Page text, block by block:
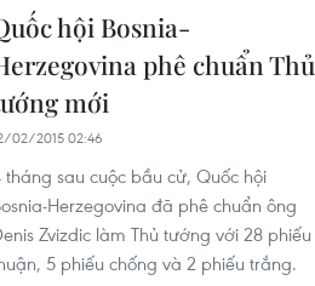
hội Bosnia-
phê chuẩn Thủ
mới
02/2015 02:46
tháng sau cuộc bầu cử, Quốc hội
Herzegovina đã phê chuẩn ông
Zvizdic làm Thủ tướng với 28 phiếu
5 phiếu chống và 2 phiếu trắng.